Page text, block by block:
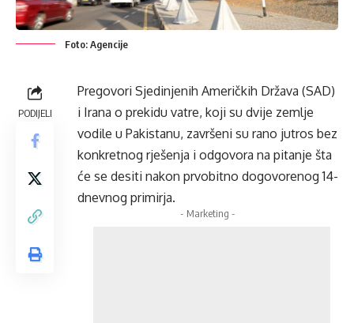
Foto: Agencije
PODIJELI
Pregovori Sjedinjenih Američkih Država (SAD)
i Irana o prekidu vatre, koji su dvije zemlje
vodile u Pakistanu, završeni su rano jutros bez
konkretnog rješenja i odgovora na pitanje šta
će se desiti nakon prvobitno dogovorenog 14-
dnevnog primirja.
- Marketing -